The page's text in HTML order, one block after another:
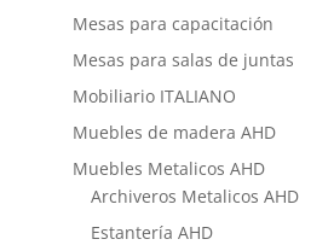
Mesas para capacitación
Mesas para salas de juntas
Mobiliario ITALIANO
Muebles de madera AHD
Muebles Metalicos AHD
Archiveros Metalicos AHD
Estantería AHD